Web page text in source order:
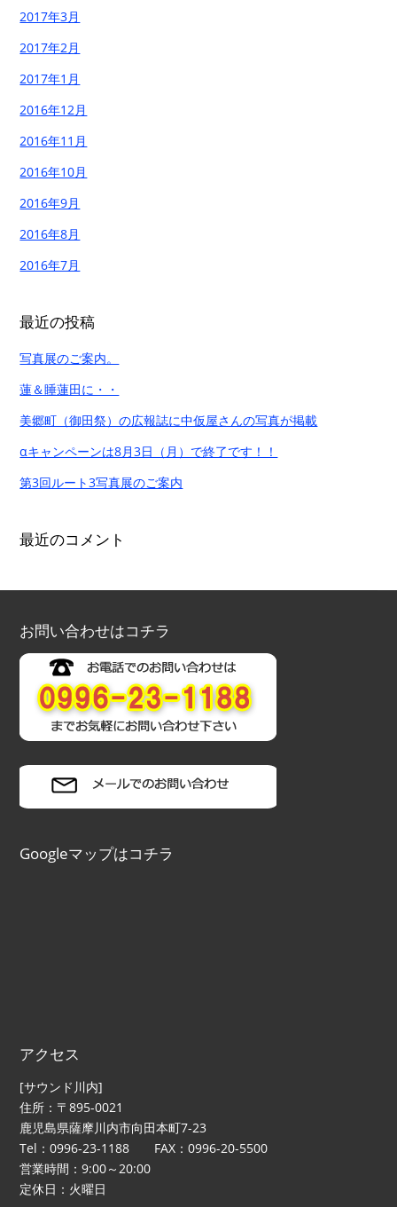
2017年3月
2017年2月
2017年1月
2016年12月
2016年11月
2016年10月
2016年9月
2016年8月
2016年7月
最近の投稿
写真展のご案内。
蓮＆睡蓮田に・・
美郷町（御田祭）の広報誌に中仮屋さんの写真が掲載
αキャンペーンは8月3日（月）で終了です！！
第3回ルート3写真展のご案内
最近のコメント
お問い合わせはコチラ
Googleマップはコチラ
アクセス
[サウンド川内]
住所：〒895-0021
鹿児島県薩摩川内市向田本町7-23
Tel：0996-23-1188 FAX：0996-20-5500
営業時間：9:00～20:00
定休日：火曜日